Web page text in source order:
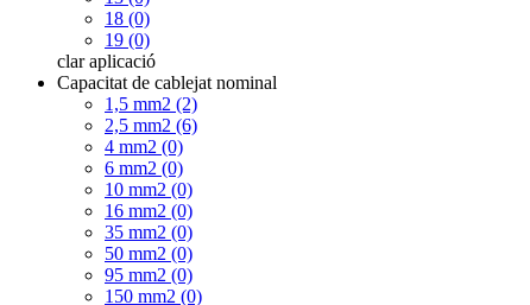
18 (0)
19 (0)
clar aplicació
Capacitat de cablejat nominal
1,5 mm2 (2)
2,5 mm2 (6)
4 mm2 (0)
6 mm2 (0)
10 mm2 (0)
16 mm2 (0)
35 mm2 (0)
50 mm2 (0)
95 mm2 (0)
150 mm2 (0)